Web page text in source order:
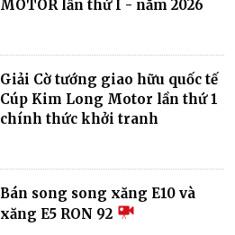
MOTOR lần thứ I - năm 2026
Giải Cờ tướng giao hữu quốc tế
Cúp Kim Long Motor lần thứ 1
chính thức khởi tranh
Bán song song xăng E10 và
xăng E5 RON 92